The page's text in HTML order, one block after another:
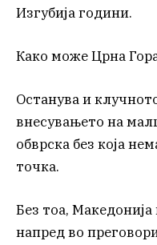
Изгубија години.
Како може Црна
Останува и
внесувањето на
обврска без која
точка.
Без тоа,
напред во